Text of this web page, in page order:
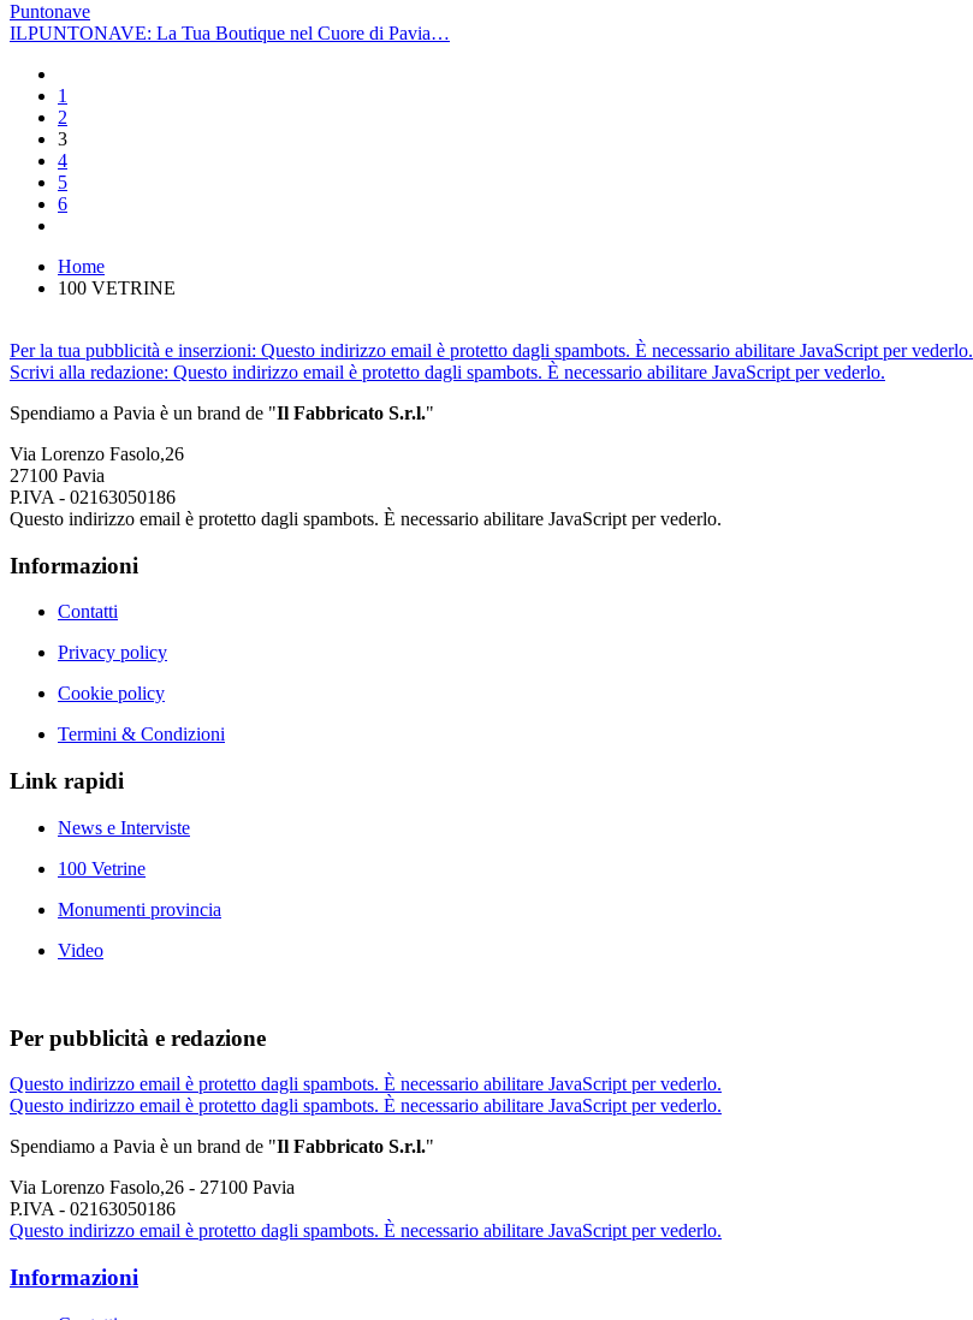
Puntonave
ILPUNTONAVE: La Tua Boutique nel Cuore di Pavia…
1
2
3
4
5
6
Home
100 VETRINE
Per la tua pubblicità e inserzioni: Questo indirizzo email è protetto dagli spambots. È necessario abilitare JavaScript per vederlo.
Scrivi alla redazione: Questo indirizzo email è protetto dagli spambots. È necessario abilitare JavaScript per vederlo.
Spendiamo a Pavia è un brand de "Il Fabbricato S.r.l."
Via Lorenzo Fasolo,26
27100 Pavia
P.IVA - 02163050186
Questo indirizzo email è protetto dagli spambots. È necessario abilitare JavaScript per vederlo.
Informazioni
Contatti
Privacy policy
Cookie policy
Termini & Condizioni
Link rapidi
News e Interviste
100 Vetrine
Monumenti provincia
Video
Per pubblicità e redazione
Questo indirizzo email è protetto dagli spambots. È necessario abilitare JavaScript per vederlo.
Questo indirizzo email è protetto dagli spambots. È necessario abilitare JavaScript per vederlo.
Spendiamo a Pavia è un brand de "Il Fabbricato S.r.l."
Via Lorenzo Fasolo,26 - 27100 Pavia
P.IVA - 02163050186
Questo indirizzo email è protetto dagli spambots. È necessario abilitare JavaScript per vederlo.
Informazioni